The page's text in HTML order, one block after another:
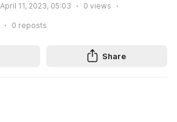
April 11, 2023, 05:03 0 views
0 reposts
Share